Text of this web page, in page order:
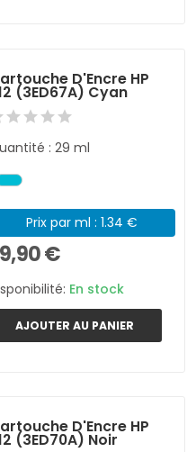
D'Encre HP
(3ED67A) Cyan
: 29 ml
Prix par ml : 1.34 €
€
En stock
AJOUTER AU PANIER
D'Encre HP
(3ED70A) Noir